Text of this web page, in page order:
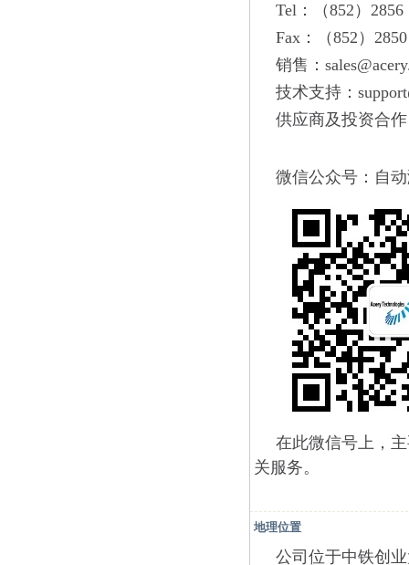
Tel：（852）2856
Fax：（852）
销售：
技术支持：
供应商及投资合作
微信公众号：自
在此微信号上，
关服务。
地理位置
公司位于中铁创